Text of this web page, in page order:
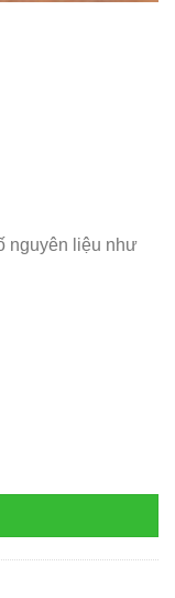
nguyên liệu như